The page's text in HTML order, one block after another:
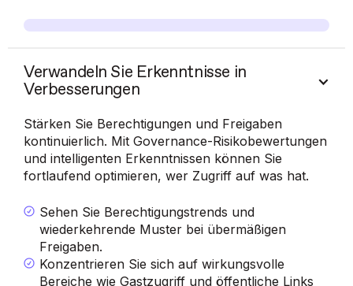
Verwandeln Sie Erkenntnisse in
Verbesserungen
Stärken Sie Berechtigungen und Freigaben
kontinuierlich. Mit Governance-Risikobewertungen
und intelligenten Erkenntnissen können Sie
fortlaufend optimieren, wer Zugriff auf was hat.
Sehen Sie Berechtigungstrends und
wiederkehrende Muster bei übermäßigen
Freigaben.
Konzentrieren Sie sich auf wirkungsvolle
Bereiche wie Gastzugriff und öffentliche Links